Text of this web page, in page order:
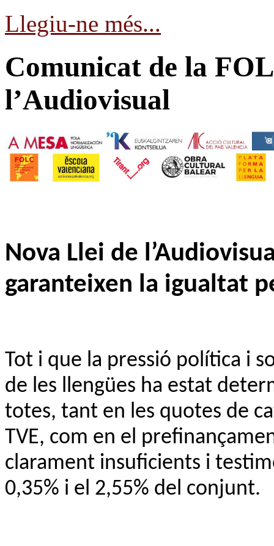
Llegiu-ne més...
Comunicat de la
l’Audiovisual
Nova Llei de
garanteixen la igualtat
Tot i que la pressió política i
de les llengües ha estat
totes, tant en les quotes de
TVE, com en el
clarament insuficients i
0,35% i el 2,55% del conjunt.